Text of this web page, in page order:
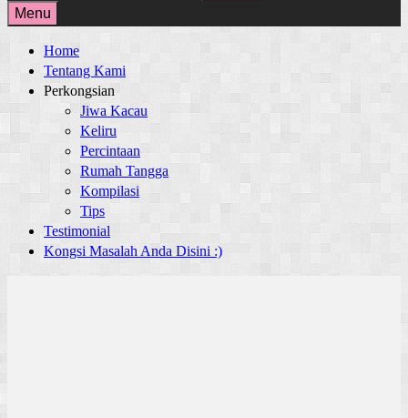
for:
Menu
Home
Tentang Kami
Perkongsian
Jiwa Kacau
Keliru
Percintaan
Rumah Tangga
Kompilasi
Tips
Testimonial
Kongsi Masalah Anda Disini :)